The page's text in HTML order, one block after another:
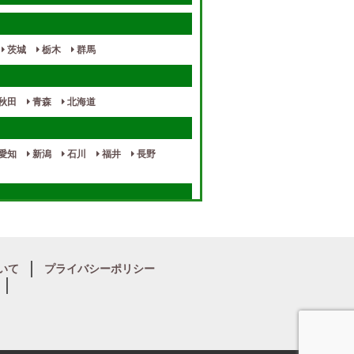
茨城 栃木 群馬
田 青森 北海道
知 新潟 石川 福井 長野
崎 熊本 鹿児島 沖縄
て プライバシーポリシー